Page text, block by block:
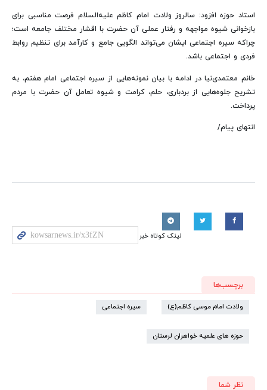
استاد حوزه افزود: سالروز ولادت امام کاظم علیه‌السلام فرصت مناسبی برای
بازخوانی شیوه مواجهه و رفتار عملی آن حضرت با اقشار مختلف جامعه است؛
چراکه سیره اجتماعی ایشان می‌تواند الگویی جامع و کارآمد برای تنظیم روابط
فردی و اجتماعی باشد.
خانم معتمدی‌نیا در ادامه با بیان نمونه‌هایی از سیره اجتماعی امام هفتم، به
تشریح جلوه‌هایی از بردباری، حلم، کرامت و شیوه تعامل آن حضرت با مردم
پرداخت.
انتهای پیام/
لینک کوتاه خبر
برچسب‌ها
ولادت امام موسی کاظم(ع) سیره اجتماعی
حوزه های علمیه خواهران لرستان
نظر شما